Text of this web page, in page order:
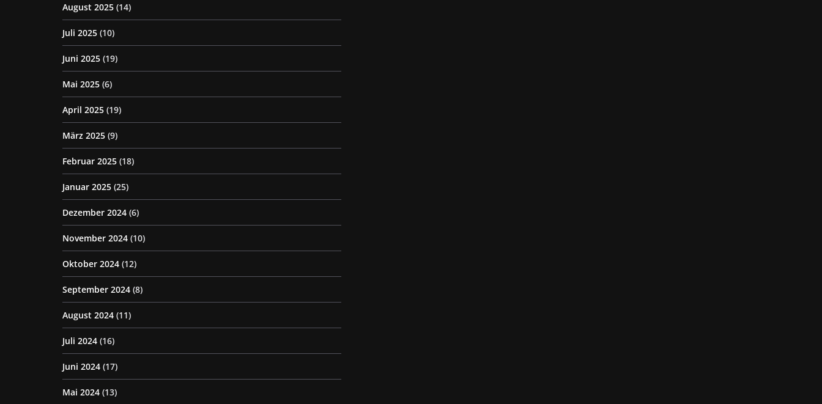
August 2025 (14)
Juli 2025 (10)
Juni 2025 (19)
Mai 2025 (6)
April 2025 (19)
März 2025 (9)
Februar 2025 (18)
Januar 2025 (25)
Dezember 2024 (6)
November 2024 (10)
Oktober 2024 (12)
September 2024 (8)
August 2024 (11)
Juli 2024 (16)
Juni 2024 (17)
Mai 2024 (13)